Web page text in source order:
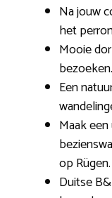
Na jouw
het
Mooie
bezoeken.
Een
Maak
op Rügen.
Duitse